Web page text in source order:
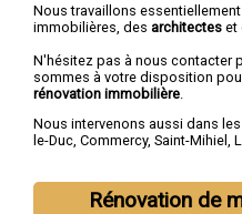
Nous travaillons
immobilières, des architectes et
N'hésitez pas à nous contacter
sommes à votre disposition
rénovation immobilière
Nous intervenons aussi dans
le-Duc, Commercy, Saint-Mihiel ,
Rénovation de